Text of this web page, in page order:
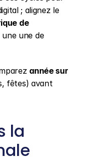
; alignez le
de
une de
année sur
fêtes) avant
la